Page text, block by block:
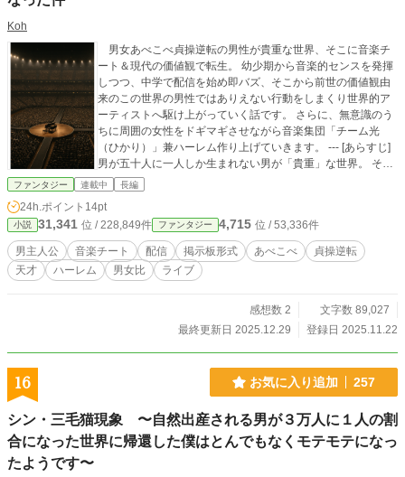
Koh
男女あべこべ貞操逆転の男性が貴重な世界、そこに音楽チ
ート＆現代の価値観で転生。 幼少期から音楽的センスを発揮
しつつ、中学で配信を始め即バズ、そこから前世の価値観由
来のこの世界の男性ではありえない行動をしまくり世界的ア
ーティストへ駆け上がっていく話です。 さらに、無意識のう
ちに周囲の女性をドギマギさせながら音楽集団「チーム光
（ひかり）」兼ハーレム作り上げていきます。 --- [あらすじ]
男が五十人に一人しか生まれない男が「貴重」な世界。 そこ
に現代の価値観を持ったまま"音楽だけ天才”になって転生した
る、無限に作曲できる、そんな彼が配信したら、男が珍しい
こともあり話題になってすぐバズる。 そんな風に気ままに音
楽をやる彼の周りには、次々とユニークな仲間が集まってい
く。 ・おとなしめで、でも一番近くで支えてくれる「幼馴
染」 ・光の即興演奏を譜面に起こす「翻訳者」 ・振り回され
な雰囲気なのに "資金は全部出します" とブレーキゼロの「資
産家令嬢」 * 高いプライドと、それに見合う実力を備えた
―「自由に楽しくやりたいだけなんだけどなぁ」 そう笑いな
がら音を奏でる。 だが、前世の価値観由来のその自由な発想
越え、やがて世界の人々の心を揺さぶっていく。 貞操逆転世
界に音楽の天才として転生したら、自由に遊んでるだけで世
ファンタジー 連載中 長編
24h.ポイント 14pt
小説 31,341 位 / 228,849件 ファンタジー 4,715 位 / 53,336件
男主人公 音楽チート 配信 掲示板形式 あべこべ
貞操逆転
天才
ハーレム 男女比 ライブ
感想数 2
文字数 89,027
最終更新日 2025.12.29
登録日 2025.11.22
16 お気に入り追加 257
シン・三毛猫現象 〜自然出産される男が３万人に１人の割
合になった世界に帰還した僕はとんでもなくモテモテになっ
たようです〜